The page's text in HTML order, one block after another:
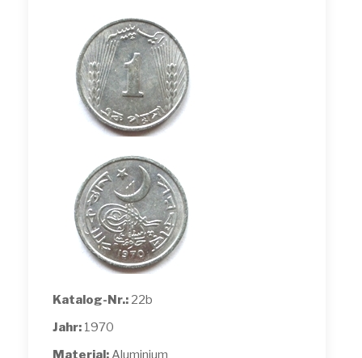
Katalog-Nr.: 22b
Jahr: 1970
Material: Aluminium